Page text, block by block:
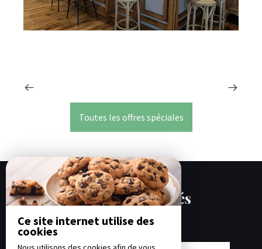
Ce site internet utilise des
cookies
Toutes les offres spéciales
Nos disponibilités